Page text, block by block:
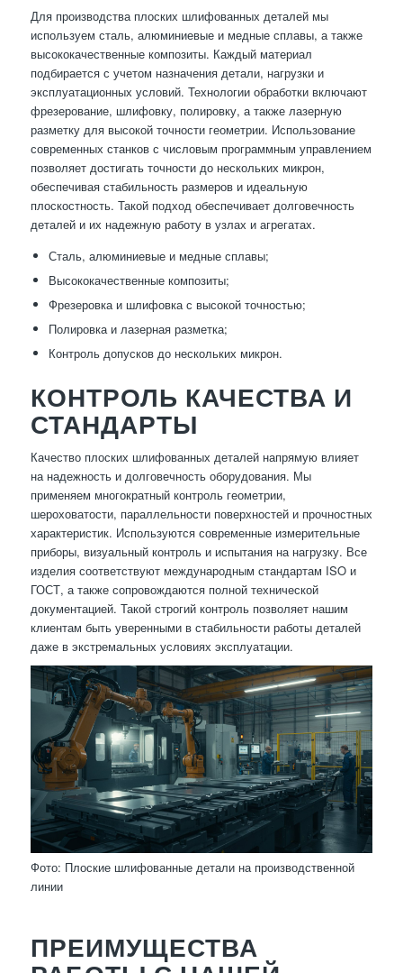
Для производства плоских шлифованных деталей мы
используем сталь, алюминиевые и медные сплавы, а также
высококачественные композиты. Каждый материал
подбирается с учетом назначения детали, нагрузки и
эксплуатационных условий. Технологии обработки включают
фрезерование, шлифовку, полировку, а также лазерную
разметку для высокой точности геометрии. Использование
современных станков с числовым программным управлением
позволяет достигать точности до нескольких микрон,
обеспечивая стабильность размеров и идеальную
плоскостность. Такой подход обеспечивает долговечность
деталей и их надежную работу в узлах и агрегатах.
Сталь, алюминиевые и медные сплавы;
Высококачественные композиты;
Фрезеровка и шлифовка с высокой точностью;
Полировка и лазерная разметка;
Контроль допусков до нескольких микрон.
КОНТРОЛЬ КАЧЕСТВА И
СТАНДАРТЫ
Качество плоских шлифованных деталей напрямую влияет
на надежность и долговечность оборудования. Мы
применяем многократный контроль геометрии,
шероховатости, параллельности поверхностей и прочностных
характеристик. Используются современные измерительные
приборы, визуальный контроль и испытания на нагрузку. Все
изделия соответствуют международным стандартам ISO и
ГОСТ, а также сопровождаются полной технической
документацией. Такой строгий контроль позволяет нашим
клиентам быть уверенными в стабильности работы деталей
даже в экстремальных условиях эксплуатации.
Фото: Плоские шлифованные детали на производственной
линии
ПРЕИМУЩЕСТВА